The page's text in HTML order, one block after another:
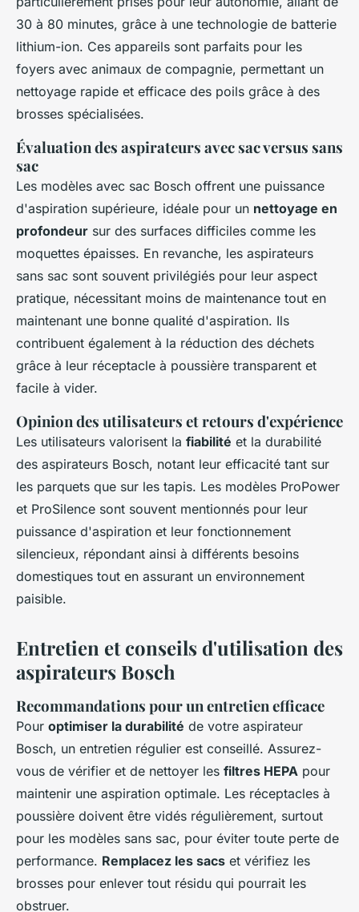
30 à 80 minutes, grâce à une technologie de batterie
lithium-ion. Ces appareils sont parfaits pour les
foyers avec animaux de compagnie, permettant un
nettoyage rapide et efficace des poils grâce à des
brosses spécialisées.
Évaluation des aspirateurs avec sac versus sans
sac
Les modèles avec sac Bosch offrent une puissance
d'aspiration supérieure, idéale pour un nettoyage en
profondeur sur des surfaces difficiles comme les
moquettes épaisses. En revanche, les aspirateurs
sans sac sont souvent privilégiés pour leur aspect
pratique, nécessitant moins de maintenance tout en
maintenant une bonne qualité d'aspiration. Ils
contribuent également à la réduction des déchets
grâce à leur réceptacle à poussière transparent et
facile à vider.
Opinion des utilisateurs et retours d'expérience
Les utilisateurs valorisent la fiabilité et la durabilité
des aspirateurs Bosch, notant leur efficacité tant sur
les parquets que sur les tapis. Les modèles ProPower
et ProSilence sont souvent mentionnés pour leur
puissance d'aspiration et leur fonctionnement
silencieux, répondant ainsi à différents besoins
domestiques tout en assurant un environnement
paisible.
Entretien et conseils d'utilisation des
aspirateurs Bosch
Recommandations pour un entretien efficace
Pour optimiser la durabilité de votre aspirateur
Bosch, un entretien régulier est conseillé. Assurez-
vous de vérifier et de nettoyer les filtres HEPA pour
maintenir une aspiration optimale. Les réceptacles à
poussière doivent être vidés régulièrement, surtout
pour les modèles sans sac, pour éviter toute perte de
performance. Remplacez les sacs et vérifiez les
brosses pour enlever tout résidu qui pourrait les
obstruer.